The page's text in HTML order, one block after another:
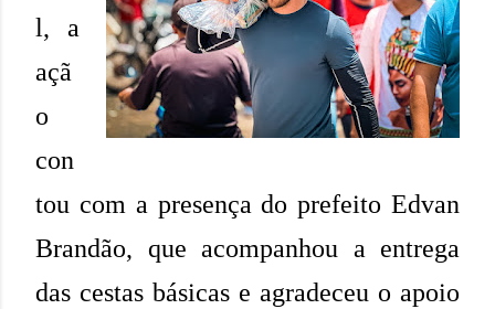
l, a
açã
o
con
tou com a presença do prefeito Edvan
Brandão, que acompanhou a entrega
das cestas básicas e agradeceu o apoio